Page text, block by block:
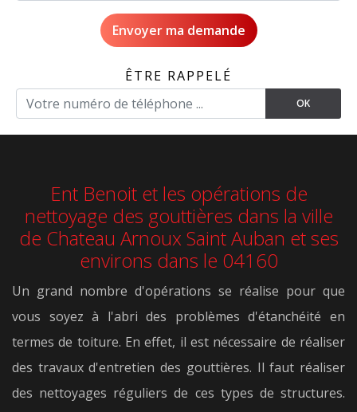
ÊTRE RAPPELÉ
Ent Benoit et les opérations de
nettoyage des gouttières dans la ville
de Chateau Arnoux Saint Auban et ses
environs dans le 04160
Un grand nombre d'opérations se réalise pour que
vous soyez à l'abri des problèmes d'étanchéité en
termes de toiture. En effet, il est nécessaire de réaliser
des travaux d'entretien des gouttières. Il faut réaliser
des nettoyages réguliers de ces types de structures.